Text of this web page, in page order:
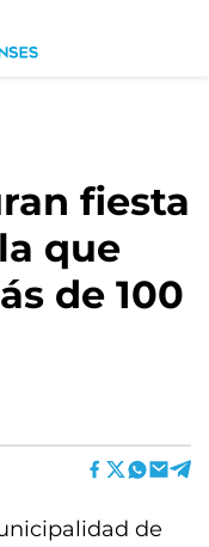
fiesta
que
de 100
de